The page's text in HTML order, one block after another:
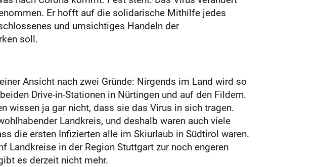
Er hofft auf die solidarische Mithilfe jedes
und umsichtiges Handeln der
soll.
Ansicht nach zwei Gründe: Nirgends im Land wird so
Drive-in-Stationen in Nürtingen und auf den Fildern.
wissen ja gar nicht, dass sie das Virus in sich tragen.
Landkreis, und deshalb waren auch viele
die ersten Infizierten alle im Skiurlaub in Südtirol waren.
Landkreise in der Region Stuttgart zur noch engeren
es derzeit nicht mehr.